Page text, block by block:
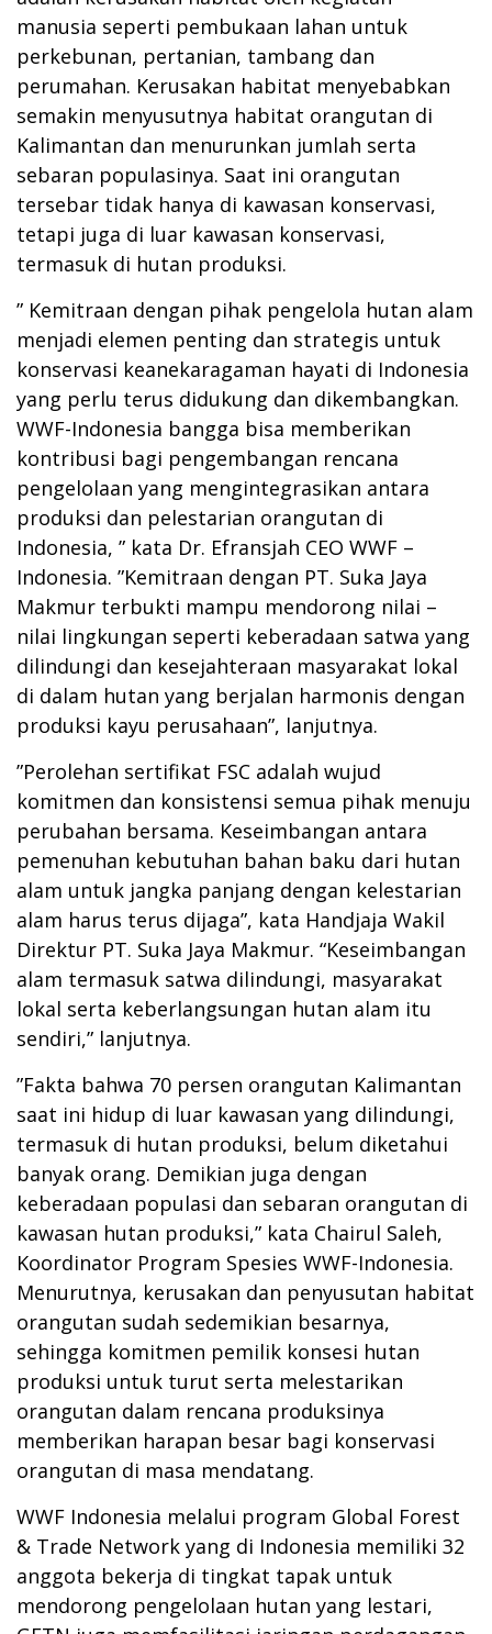
manusia seperti pembukaan lahan untuk
perkebunan, pertanian, tambang dan
perumahan. Kerusakan habitat menyebabkan
semakin menyusutnya habitat orangutan di
Kalimantan dan menurunkan jumlah serta
sebaran populasinya. Saat ini orangutan
tersebar tidak hanya di kawasan konservasi,
tetapi juga di luar kawasan konservasi,
termasuk di hutan produksi.
” Kemitraan dengan pihak pengelola hutan alam
menjadi elemen penting dan strategis untuk
konservasi keanekaragaman hayati di Indonesia
yang perlu terus didukung dan dikembangkan.
WWF-Indonesia bangga bisa memberikan
kontribusi bagi pengembangan rencana
pengelolaan yang mengintegrasikan antara
produksi dan pelestarian orangutan di
Indonesia, ” kata Dr. Efransjah CEO WWF –
Indonesia. ”Kemitraan dengan PT. Suka Jaya
Makmur terbukti mampu mendorong nilai –
nilai lingkungan seperti keberadaan satwa yang
dilindungi dan kesejahteraan masyarakat lokal
di dalam hutan yang berjalan harmonis dengan
produksi kayu perusahaan”, lanjutnya.
”Perolehan sertifikat FSC adalah wujud
komitmen dan konsistensi semua pihak menuju
perubahan bersama. Keseimbangan antara
pemenuhan kebutuhan bahan baku dari hutan
alam untuk jangka panjang dengan kelestarian
alam harus terus dijaga”, kata Handjaja Wakil
Direktur PT. Suka Jaya Makmur. “Keseimbangan
alam termasuk satwa dilindungi, masyarakat
lokal serta keberlangsungan hutan alam itu
sendiri,” lanjutnya.
”Fakta bahwa 70 persen orangutan Kalimantan
saat ini hidup di luar kawasan yang dilindungi,
termasuk di hutan produksi, belum diketahui
banyak orang. Demikian juga dengan
keberadaan populasi dan sebaran orangutan di
kawasan hutan produksi,” kata Chairul Saleh,
Koordinator Program Spesies WWF-Indonesia.
Menurutnya, kerusakan dan penyusutan habitat
orangutan sudah sedemikian besarnya,
sehingga komitmen pemilik konsesi hutan
produksi untuk turut serta melestarikan
orangutan dalam rencana produksinya
memberikan harapan besar bagi konservasi
orangutan di masa mendatang.
WWF Indonesia melalui program Global Forest
& Trade Network yang di Indonesia memiliki 32
anggota bekerja di tingkat tapak untuk
mendorong pengelolaan hutan yang lestari,